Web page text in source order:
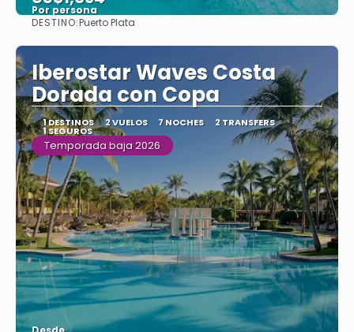
Por persona
DESTINO:Puerto Plata
Iberostar Waves Costa
Dorada con Copa
1 DESTINOS 2 VUELOS 7 NOCHES 2 TRANSFERS
1 SEGUROS
Temporada baja 2026